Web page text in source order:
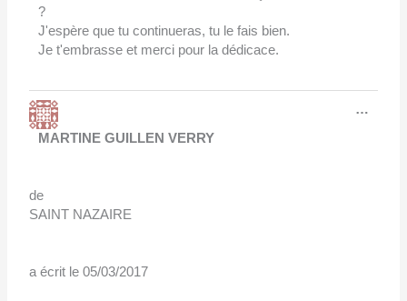
?
J'espère que tu continueras, tu le fais bien.
Je t'embrasse et merci pour la dédicace.
MARTINE GUILLEN VERRY
de
SAINT NAZAIRE
a écrit le 05/03/2017
…
cette